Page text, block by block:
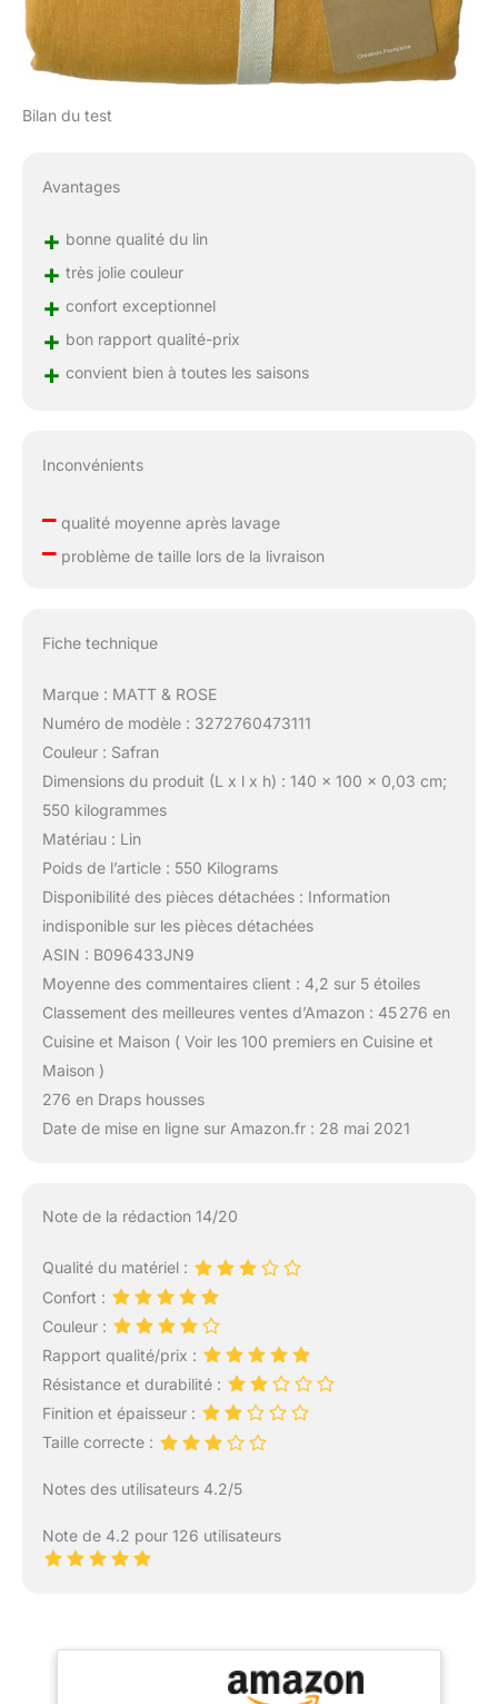
Bilan du test
Avantages
+ bonne qualité du lin
+ très jolie couleur
+ confort exceptionnel
+ bon rapport qualité-prix
+ convient bien à toutes les saisons
Inconvénients
–qualité moyenne après lavage
–problème de taille lors de la livraison
Fiche technique
Marque : MATT & ROSE
Numéro de modèle : 3272760473111
Couleur : Safran
Dimensions du produit (L x l x h) : 140 x 100 x 0,03 cm;
550 kilogrammes
Matériau : Lin
Poids de l’article : 550 Kilograms
Disponibilité des pièces détachées : Information
indisponible sur les pièces détachées
ASIN : B096433JN9
Moyenne des commentaires client : 4,2 sur 5 étoiles
Classement des meilleures ventes d’Amazon : 45 276 en
Cuisine et Maison ( Voir les 100 premiers en Cuisine et
Maison )
276 en Draps housses
Date de mise en ligne sur Amazon.fr : 28 mai 2021
Note de la rédaction 14/20
Qualité du matériel :
Confort :
Couleur :
Rapport qualité/prix :
Résistance et durabilité :
Finition et épaisseur :
Taille correcte :
Notes des utilisateurs 4.2/5
Note de 4.2 pour 126 utilisateurs